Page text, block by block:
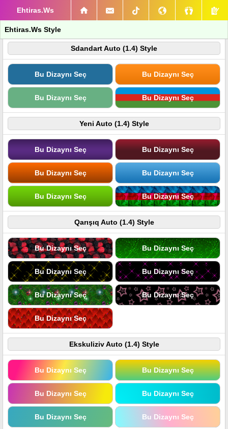
Ehtiras.Ws
Ehtiras.Ws Style
Sdandart Auto (1.4) Style
Bu Dizaynı Seç Bu Dizaynı Seç
Bu Dizaynı Seç Bu Dizaynı Seç
Yeni Auto (1.4) Style
Bu Dizaynı Seç Bu Dizaynı Seç
Bu Dizaynı Seç Bu Dizaynı Seç
Bu Dizaynı Seç Bu Dizaynı Seç
Qarışıq Auto (1.4) Style
Bu Dizaynı Seç Bu Dizaynı Seç
Bu Dizaynı Seç Bu Dizaynı Seç
Bu Dizaynı Seç Bu Dizaynı Seç
Bu Dizaynı Seç
Ekskuliziv Auto (1.4) Style
Bu Dizaynı Seç Bu Dizaynı Seç
Bu Dizaynı Seç Bu Dizaynı Seç
Bu Dizaynı Seç Bu Dizaynı Seç